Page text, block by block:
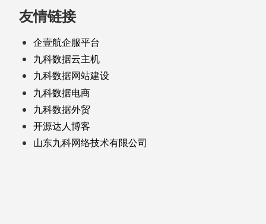
友情链接
企壹航企服平台
九科数据云主机
九科数据网站建设
九科数据电商
九科数据外贸
开源达人博客
山东九科网络技术有限公司